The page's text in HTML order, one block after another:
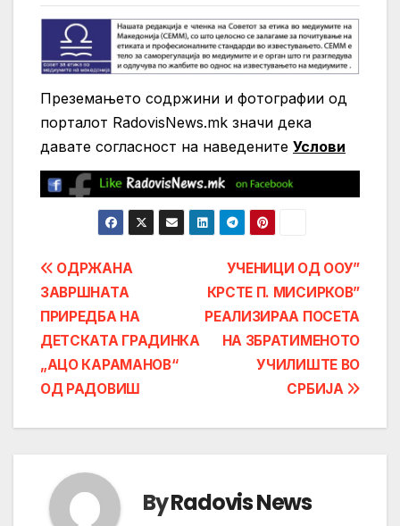
Преземањето содржини и фотографии од
порталот RadovisNews.mk значи дека
давате согласност на нaведените Услови
Post
navigation
УЧЕНИЦИ ОД ООУ”
КРСТЕ П. МИСИРКОВ”
РЕАЛИЗИРАА ПОСЕТА
НА ЗБРАТИМЕНОТО
УЧИЛИШТЕ ВО
СРБИЈА
ОДРЖАНА
ЗАВРШНАТА
ПРИРЕДБА НА
ДЕТСКАТА ГРАДИНКА
„АЦО КАРАМАНОВ“
ОД РАДОВИШ
ByRadovis News